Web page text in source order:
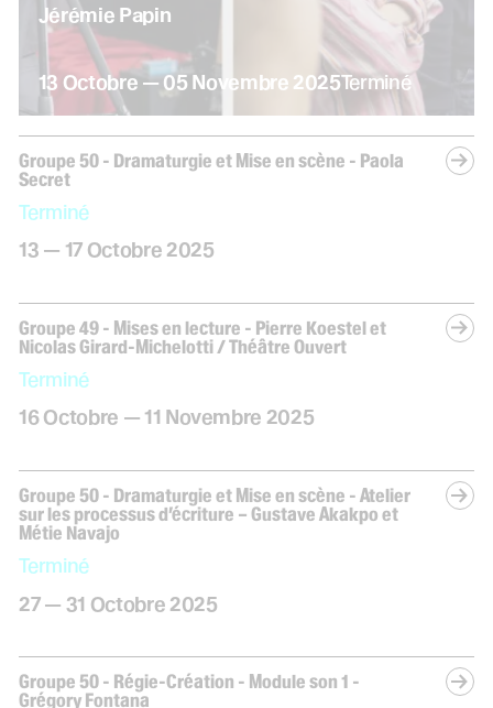
Jérémie Papin
du
13 octobre
Octobre —au
05 novembre
Novembre 2025Terminé
Groupe 50 - Dramaturgie et Mise en scène - Paola
Secret
Terminé
du
13 — au
17 octobre
Octobre 2025
Groupe 49 - Mises en lecture - Pierre Koestel et
Nicolas Girard-Michelotti / Théâtre Ouvert
Terminé
du
16 octobre
Octobre — au
11 novembre
Novembre 2025
Groupe 50 - Dramaturgie et Mise en scène - Atelier
sur les processus d’écriture – Gustave Akakpo et
Métie Navajo
Terminé
du
27 — au
31 octobre
Octobre 2025
Groupe 50 - Régie-Création - Module son 1 -
Grégory Fontana